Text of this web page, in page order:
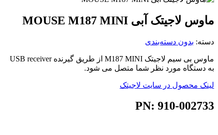
ماوس لاجیتک آبی MOUSE M187 MINI
دسته: بدون دسته‌بندی
ماوس بی سیم لاجیتک M187 MINI از طریق گیرنده USB receiver
به دستگاه مورد نظر شما متصل می شود.
لینک محصول در سایت لاجیتک
PN: 910-002733